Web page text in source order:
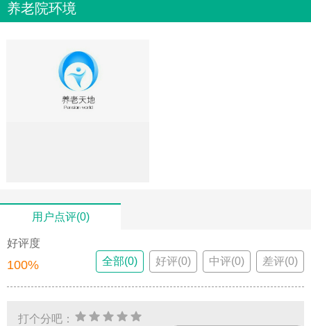
养老院环境
用户点评(0)
好评度
100% 全部(0) 好评(0) 中评(0) 差评(0)
打个分吧：